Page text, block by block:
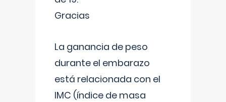
Gracias
La ganancia de peso
durante el embarazo
está relacionada con el
IMC (índice de masa